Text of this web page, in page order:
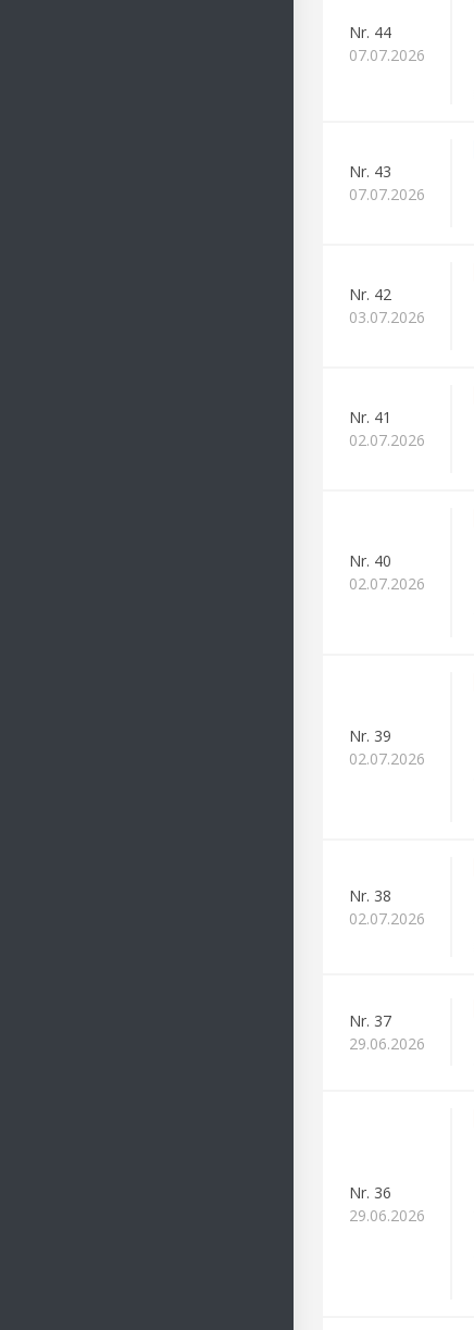
Nr. 44
07.07.2026
Nr. 43
07.07.2026
Nr. 42
03.07.2026
Nr. 41
02.07.2026
Nr. 40
02.07.2026
Nr. 39
02.07.2026
Nr. 38
02.07.2026
Nr. 37
29.06.2026
Nr. 36
29.06.2026